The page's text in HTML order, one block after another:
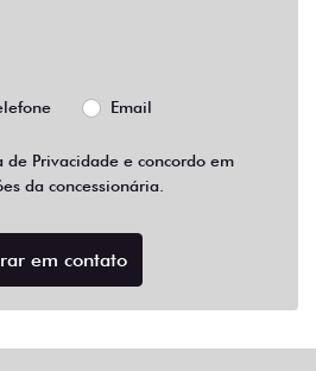
da concessionária.
em contato